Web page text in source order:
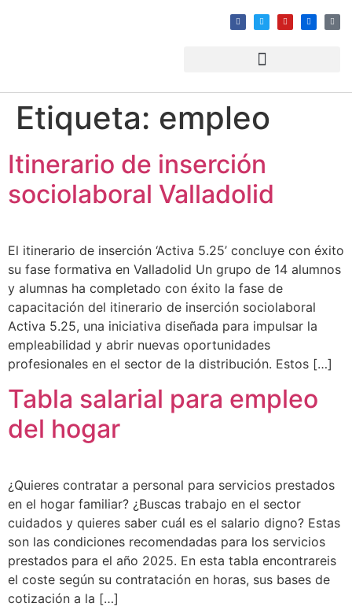
Etiqueta: empleo
Itinerario de inserción
sociolaboral Valladolid
El itinerario de inserción ‘Activa 5.25’ concluye con éxito
su fase formativa en Valladolid Un grupo de 14 alumnos
y alumnas ha completado con éxito la fase de
capacitación del itinerario de inserción sociolaboral
Activa 5.25, una iniciativa diseñada para impulsar la
empleabilidad y abrir nuevas oportunidades
profesionales en el sector de la distribución. Estos […]
Tabla salarial para empleo
del hogar
¿Quieres contratar a personal para servicios prestados
en el hogar familiar? ¿Buscas trabajo en el sector
cuidados y quieres saber cuál es el salario digno? Estas
son las condiciones recomendadas para los servicios
prestados para el año 2025. En esta tabla encontrareis
el coste según su contratación en horas, sus bases de
cotización a la […]